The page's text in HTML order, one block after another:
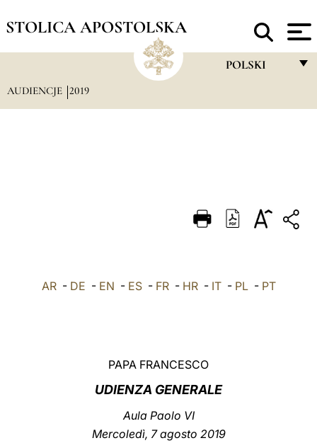
STOLICA APOSTOLSKA
POLSKI
DEUTSCH
العربيّة
AUDIENCJE 2019
AR- DE - EN - ES- FR- HR- IT- PL- PT
PAPA FRANCESCO
UDIENZA GENERALE
Aula Paolo VI
Mercoledì, 7 agosto 2019